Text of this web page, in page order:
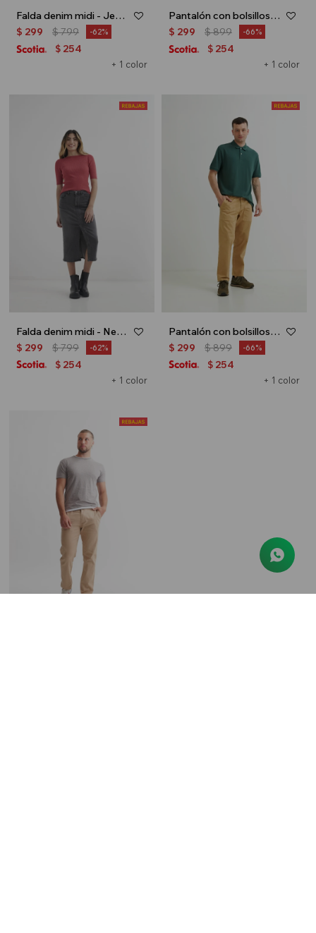
Falda denim midi - Jean medio
+ 1 color
$ 299 $799 62
$ 254
Pantalón con bolsillos - Verde oliva
+ 1 color
$ 299 $899 66
$ 254
Falda denim midi - Negro
+ 1 color
$ 299 $799 62
$ 254
Pantalón con bolsillos - Beige
+ 1 color
$ 299 $899 66
$ 254